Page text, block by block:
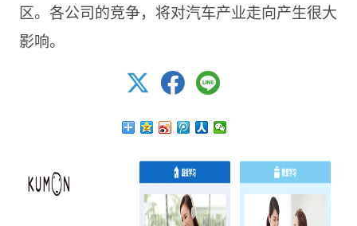
区。各公司的竞争，将对汽车产业走向产生很大
影响。